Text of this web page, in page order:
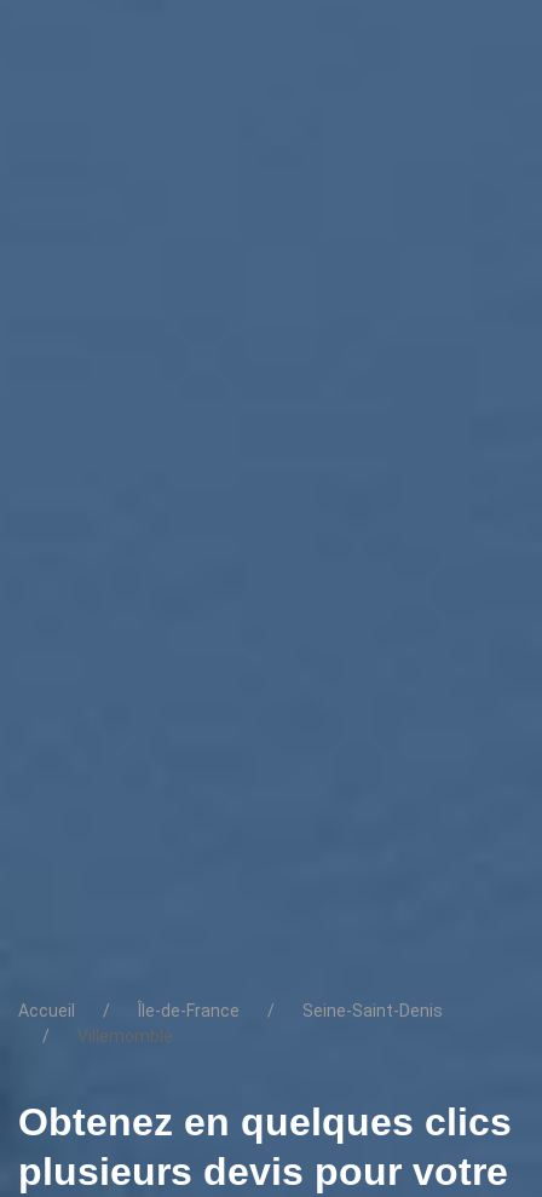
Accueil Île-de-France
Seine-Saint-Denis
Villemomble
Obtenez en quelques clics
plusieurs devis pour votre